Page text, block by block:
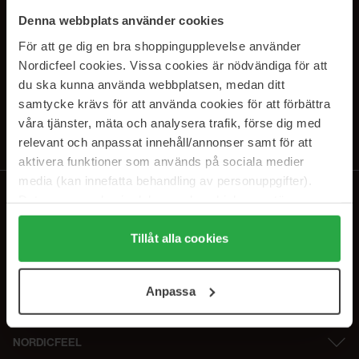
Denna webbplats använder cookies
För att ge dig en bra shoppingupplevelse använder
Nordicfeel cookies. Vissa cookies är nödvändiga för att
du ska kunna använda webbplatsen, medan ditt
samtycke krävs för att använda cookies för att förbättra
våra tjänster, mäta och analysera trafik, förse dig med
relevant och anpassat innehåll/annonser samt för att
aktivera funktioner som används på sociala medier
media (kan innefatta behandling av personuppgifter).
Genom att trycka på "Tillåt alla cookies" accepterar du
alla cookies, medan du under "Detaljer" kan anpassa
användningen av cookies. Du kan när som helst återkalla
samt vår Integritetspolicy.
Tillåt alla cookies
Anpassa
SUBSCRIBE TO OUR
NEWSLETTER
E-postadresse
Ved å abonnere godtar du vårpersonvernerklæring. Du kan melde deg
NORDICFEEL